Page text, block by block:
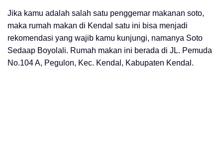
Jika kamu adalah salah satu penggemar makanan soto,
maka rumah makan di Kendal satu ini bisa menjadi
rekomendasi yang wajib kamu kunjungi, namanya Soto
Sedaap Boyolali. Rumah makan ini berada di JL. Pemuda
No.104 A, Pegulon, Kec. Kendal, Kabupaten Kendal.